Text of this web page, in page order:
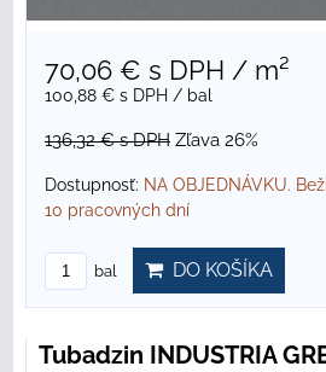
70,06 € s DPH / m²
100,88 € s DPH / bal
136,32 €s DPH Zľava 26%
Dostupnosť: NA OBJEDNÁVKU.
10 pracovných dní
bal DO KOŠÍKA
Tubadzin INDUSTRIA